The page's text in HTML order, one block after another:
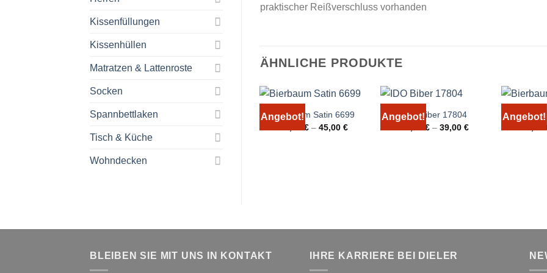
Kissenfüllungen
Kissenhüllen
Matratzen & Lattenroste
Socken
Spannbettlaken
Tisch & Küche
Wohndecken
praktischer Reißverschluss vorhanden
ÄHNLICHE PRODUKTE
Angebot!
Bierbaum Satin 6699
€ –45,00€
Angebot!IDO Biber 17804
€ –39,00€
Angebot!
BLEIBEN SIE MIT UNS IN KONTAKT IHRE KARRIERE BEI DIELER